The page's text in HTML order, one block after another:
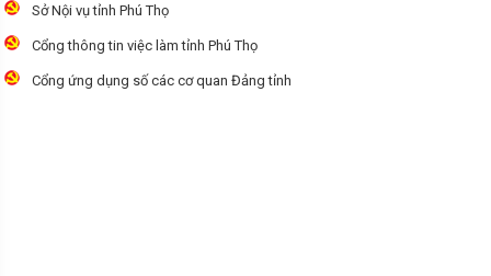
Sở Nội vụ tỉnh Phú Thọ
Cổng thông tin việc làm tỉnh Phú Thọ
Cổng ứng dụng số các cơ quan Đảng tỉnh